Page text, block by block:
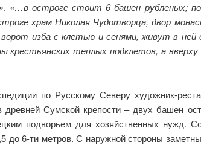
«…в остроге стоит 6 башен рубленых;
храм Николая Чудотворца, двор
изба с клетью и сенями, живут в
крестьянских теплых подклетов, а
по Русскому Северу художник-
древней Сумской крепости – двух башен
подворьем для хозяйственных нужд.
до 6-ти метров. С наружной стороны